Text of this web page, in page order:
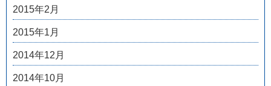
2015年2月
2015年1月
2014年12月
2014年10月